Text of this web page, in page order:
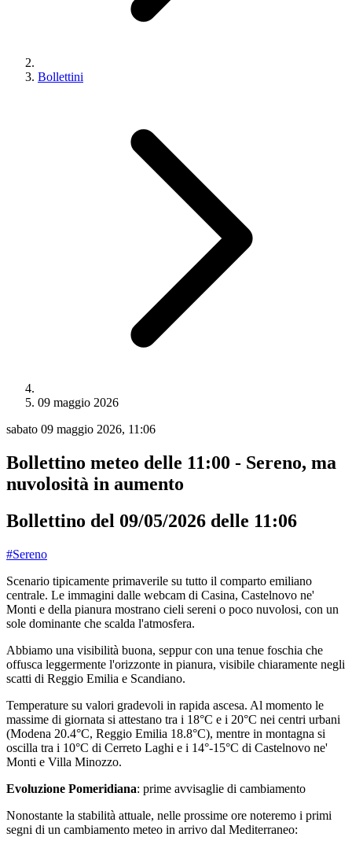
Bollettini
09 maggio 2026
sabato 09 maggio 2026, 11:06
Bollettino meteo delle 11:00 - Sereno, ma
nuvolosità in aumento
Bollettino del 09/05/2026 delle 11:06
#Sereno
Scenario tipicamente primaverile su tutto il comparto emiliano
centrale. Le immagini dalle webcam di Casina, Castelnovo ne'
Monti e della pianura mostrano cieli sereni o poco nuvolosi, con un
sole dominante che scalda l'atmosfera.
Abbiamo una visibilità buona, seppur con una tenue foschia che
offusca leggermente l'orizzonte in pianura, visibile chiaramente negli
scatti di Reggio Emilia e Scandiano.
Temperature su valori gradevoli in rapida ascesa. Al momento le
massime di giornata si attestano tra i 18°C e i 20°C nei centri urbani
(Modena 20.4°C, Reggio Emilia 18.8°C), mentre in montagna si
oscilla tra i 10°C di Cerreto Laghi e i 14°-15°C di Castelnovo ne'
Monti e Villa Minozzo.
Evoluzione Pomeridiana: prime avvisaglie di cambiamento
Nonostante la stabilità attuale, nelle prossime ore noteremo i primi
segni di un cambiamento meteo in arrivo dal Mediterraneo: